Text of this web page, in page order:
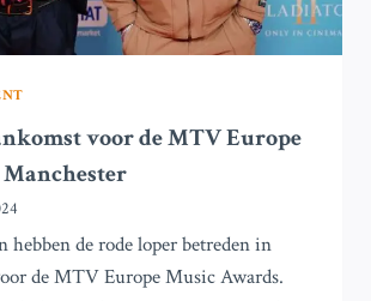
voor de MTV Europe
hebben de rode loper betreden in
de MTV Europe Music Awards.